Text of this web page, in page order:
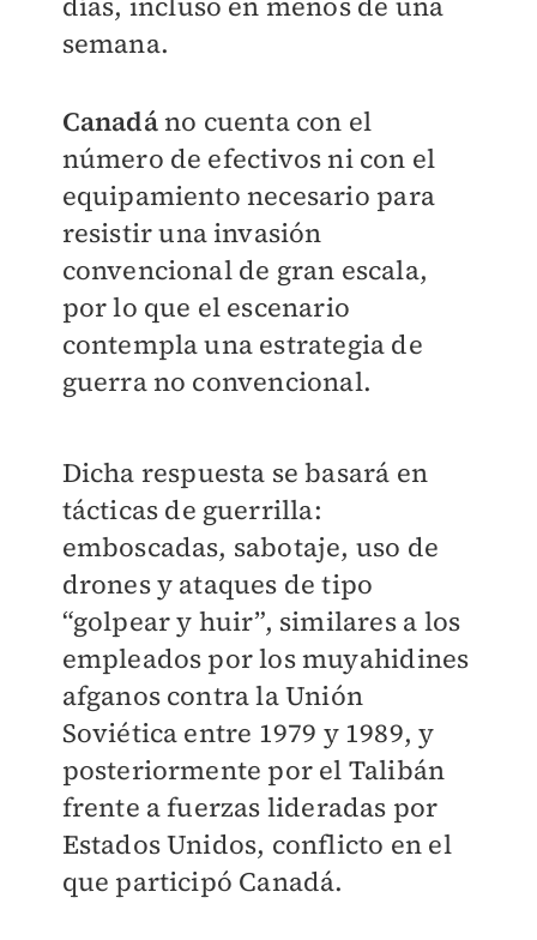
semana.
Canadáno cuenta con el
número de efectivos ni con el
equipamiento necesario para
resistir una invasión
convencional de gran escala,
por lo que el escenario
contempla una estrategia de
guerra no convencional.
Dicha respuesta se basará en
tácticas de guerrilla:
emboscadas, sabotaje, uso de
drones y ataques de tipo
“golpear y huir”, similares a los
empleados por los muyahidines
afganos contra la Unión
Soviética entre 1979 y 1989, y
posteriormente por el Talibán
frente a fuerzas lideradas por
Estados Unidos, conflicto en el
que participó Canadá.